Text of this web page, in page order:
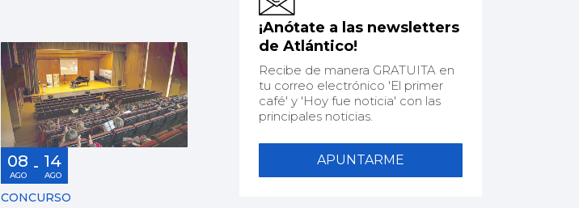
08
AGO - 14
AGO
CONCURSO
¡Anótate a las newsletters
de Atlántico!
Recibe de manera GRATUITA en
tu correo electrónico 'El primer
café' y 'Hoy fue noticia' con las
principales noticias.
APUNTARME